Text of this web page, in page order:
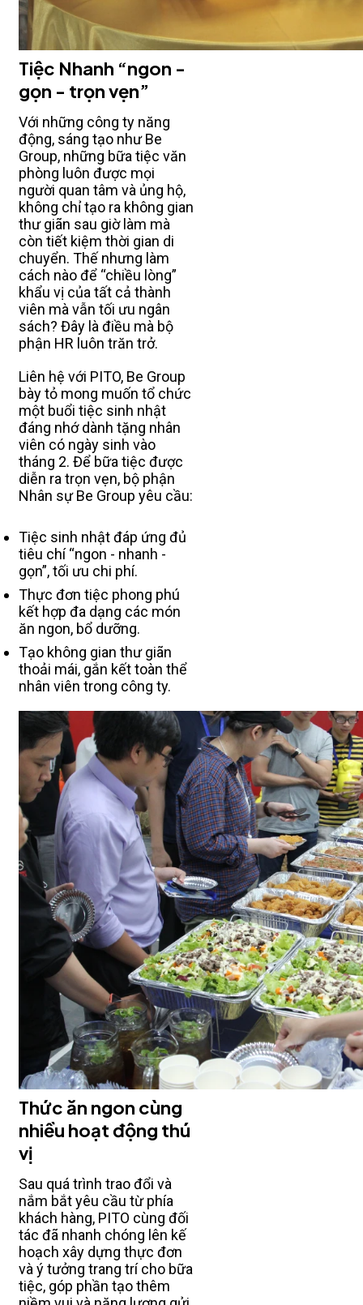
Tiệc Nhanh “ngon -
gọn - trọn vẹn”
Với những công ty năng
động, sáng tạo như Be
Group, những bữa tiệc văn
phòng luôn được mọi
người quan tâm và ủng hộ,
không chỉ tạo ra không gian
thư giãn sau giờ làm mà
còn tiết kiệm thời gian di
chuyển. Thế nhưng làm
cách nào để “chiều lòng”
khẩu vị của tất cả thành
viên mà vẫn tối ưu ngân
sách? Đây là điều mà bộ
phận HR luôn trăn trở.
Liên hệ với PITO, Be Group
bày tỏ mong muốn tổ chức
một buổi tiệc sinh nhật
đáng nhớ dành tặng nhân
viên có ngày sinh vào
tháng 2. Để bữa tiệc được
diễn ra trọn vẹn, bộ phận
Nhân sự Be Group yêu cầu:
Tiệc sinh nhật đáp ứng đủ
tiêu chí “ngon - nhanh -
gọn”, tối ưu chi phí.
Thực đơn tiệc phong phú
kết hợp đa dạng các món
ăn ngon, bổ dưỡng.
Tạo không gian thư giãn
thoải mái, gắn kết toàn thể
nhân viên trong công ty.
Thức ăn ngon cùng
nhiều hoạt động thú
vị
Sau quá trình trao đổi và
nắm bắt yêu cầu từ phía
khách hàng, PITO cùng đối
tác đã nhanh chóng lên kế
hoạch xây dựng thực đơn
và ý tưởng trang trí cho bữa
tiệc, góp phần tạo thêm